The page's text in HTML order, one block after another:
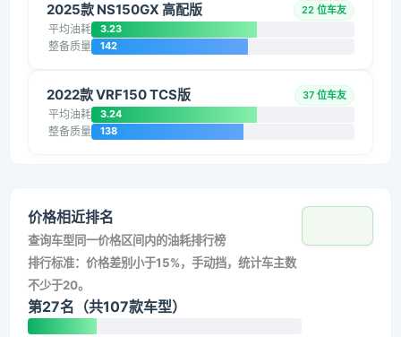
2025款 NS150GX 高配版 22 位车友
平均油耗 3.23
整备质量 142
2022款 VRF150 TCS版 37 位车友
平均油耗 3.24
整备质量 138
价格相近排名
查询车型同一价格区间内的油耗排行榜
排行标准：价格差别小于15%，手动挡，统计车主数
不少于20。
第27名（共107款车型）